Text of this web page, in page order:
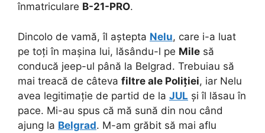
înmatriculare B-21-PRO.
Dincolo de vamă, îl aștepta Nelu, care i-a luat
pe toți în mașina lui, lăsându-l pe Mile să
conducă jeep-ul până la Belgrad. Trebuiau să
mai treacă de câteva filtre ale Poliției, iar Nelu
avea legitimație de partid de la JUL și îl lăsau în
pace. Mi-au spus că mă sună din nou când
ajung la Belgrad. M-am grăbit să mai aflu